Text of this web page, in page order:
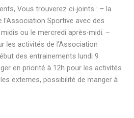
Vous trouverez ci-joints : – la
Sportive avec des
ou le mercredi après-midi. –
les activités de l’Association
des entrainements lundi 9
en priorité à 12h pour les activités
externes, possibilité de manger à